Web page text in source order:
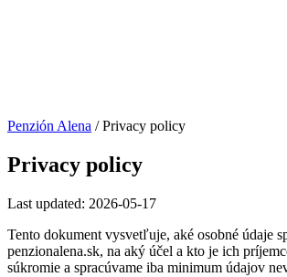
Penzión Alena / Privacy policy
Privacy policy
Last updated: 2026-05-17
Tento dokument vysvetľuje, aké osobné údaje
penzionalena.sk, na aký účel a kto je ich
súkromie a spracúvame iba minimum údajov